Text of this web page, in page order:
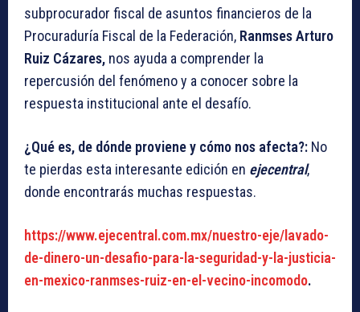
subprocurador fiscal de asuntos financieros de la
Procuraduría Fiscal de la Federación, Ranmses Arturo
Ruiz Cázares, nos ayuda a comprender la
repercusión del fenómeno y a conocer sobre la
respuesta institucional ante el desafío.
¿Qué es, de dónde proviene y cómo nos afecta?: No
te pierdas esta interesante edición en ejecentral,
donde encontrarás muchas respuestas.
https://www.ejecentral.com.mx/nuestro-eje/lavado-
de-dinero-un-desafio-para-la-seguridad-y-la-justicia-
en-mexico-ranmses-ruiz-en-el-vecino-incomodo.